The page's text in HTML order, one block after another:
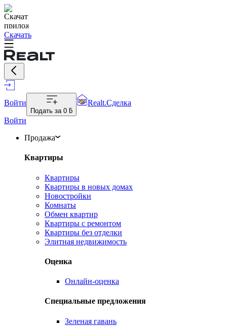
Скачать
Войти
Подать за 0 ƃ
Realt.Сделка
Войти
Продажа
Квартиры
Квартиры
Квартиры в новых домах
Новостройки
Комнаты
Обмен квартир
Квартиры с ремонтом
Квартиры без отделки
Элитная недвижимость
Оценка
Онлайн-оценка
Специальные предложения
Зеленая гавань